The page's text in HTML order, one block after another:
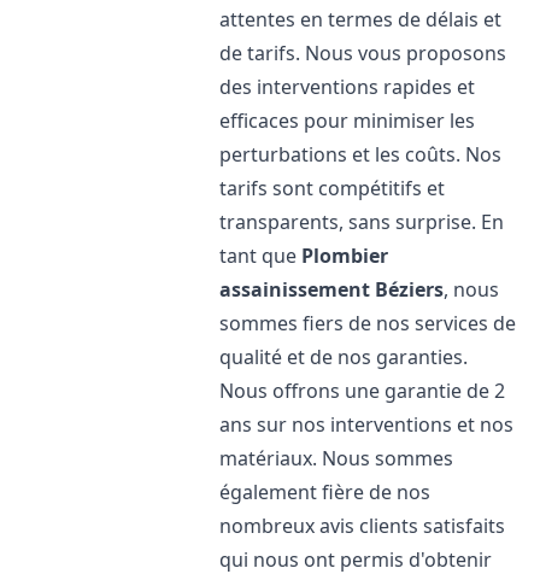
attentes en termes de délais et
de tarifs. Nous vous proposons
des interventions rapides et
efficaces pour minimiser les
perturbations et les coûts. Nos
tarifs sont compétitifs et
transparents, sans surprise. En
tant que Plombier
assainissement Béziers, nous
sommes fiers de nos services de
qualité et de nos garanties.
Nous offrons une garantie de 2
ans sur nos interventions et nos
matériaux. Nous sommes
également fière de nos
nombreux avis clients satisfaits
qui nous ont permis d'obtenir